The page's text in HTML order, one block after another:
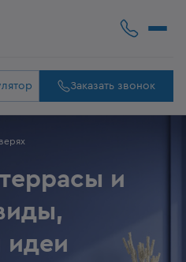
Заказать звонок
и
идеи